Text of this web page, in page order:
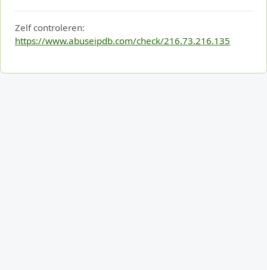
Zelf controleren:
https://www.abuseipdb.com/check/216.73.216.135